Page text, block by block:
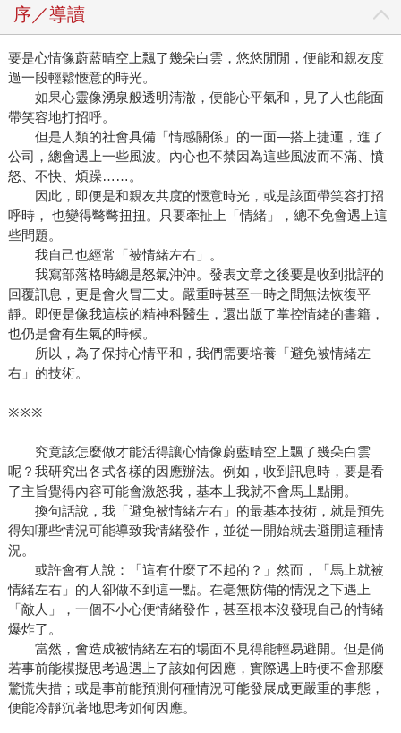
序／導讀
要是心情像蔚藍晴空上飄了幾朵白雲，悠悠閒閒，便能和親友度
過一段輕鬆愜意的時光。
如果心靈像湧泉般透明清澈，便能心平氣和，見了人也能面
帶笑容地打招呼。
但是人類的社會具備「情感關係」的一面—搭上捷運，進了
公司，總會遇上一些風波。內心也不禁因為這些風波而不滿、憤
怒、不快、煩躁……。
因此，即便是和親友共度的愜意時光，或是該面帶笑容打招
呼時， 也變得彆彆扭扭。只要牽扯上「情緒」，總不免會遇上這
些問題。
我自己也經常「被情緒左右」。
我寫部落格時總是怒氣沖沖。發表文章之後要是收到批評的
回覆訊息，更是會火冒三丈。嚴重時甚至一時之間無法恢復平
靜。即便是像我這樣的精神科醫生，還出版了掌控情緒的書籍，
也仍是會有生氣的時候。
所以，為了保持心情平和，我們需要培養「避免被情緒左
右」的技術。
※※※
究竟該怎麼做才能活得讓心情像蔚藍晴空上飄了幾朵白雲
呢？我研究出各式各樣的因應辦法。例如，收到訊息時，要是看
了主旨覺得內容可能會激怒我，基本上我就不會馬上點開。
換句話說，我「避免被情緒左右」的最基本技術，就是預先
得知哪些情況可能導致我情緒發作，並從一開始就去避開這種情
況。
或許會有人說：「這有什麼了不起的？」然而，「馬上就被
情緒左右」的人卻做不到這一點。在毫無防備的情況之下遇上
「敵人」，一個不小心便情緒發作，甚至根本沒發現自己的情緒
爆炸了。
當然，會造成被情緒左右的場面不見得能輕易避開。但是倘
若事前能模擬思考過遇上了該如何因應，實際遇上時便不會那麼
驚慌失措；或是事前能預測何種情況可能發展成更嚴重的事態，
便能冷靜沉著地思考如何因應。